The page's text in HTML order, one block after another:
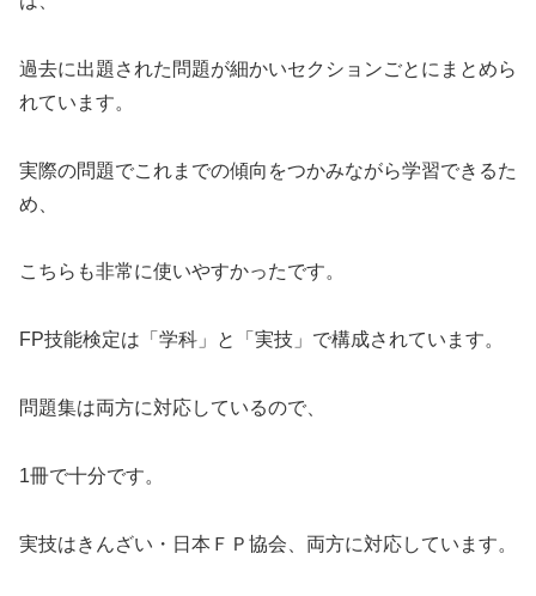
過去に出題された問題が細かいセクションごとにまとめら
れています。
実際の問題でこれまでの傾向をつかみながら学習できるた
め、
こちらも非常に使いやすかったです。
FP技能検定は「学科」と「実技」で構成されています。
問題集は両方に対応しているので、
1冊で十分です。
実技はきんざい・日本ＦＰ協会、両方に対応しています。